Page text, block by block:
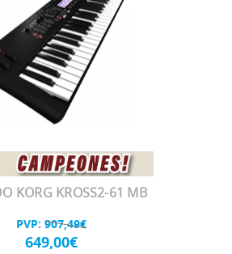
KORG KROSS2-61 MB
PVP: 907,49€
649,00€